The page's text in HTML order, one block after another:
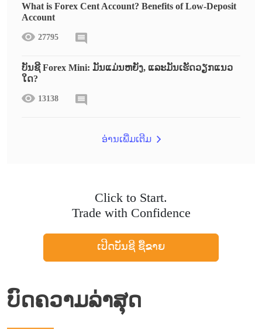
What is Forex Cent Account? Benefits of Low-Deposit
Account
27795
ບັນຊີ Forex Mini: ມັນແມ່ນຫຍັງ, ແລະມັນເຮັດວຽກແນວ
ໃດ?
13138
ອ່ານເພີ່ມເຕີມ
Click to Start.
Trade with Confidence
ເປີດບັນຊີ ຊື້ຂາຍ
ບົດຄວາມລ່າສຸດ